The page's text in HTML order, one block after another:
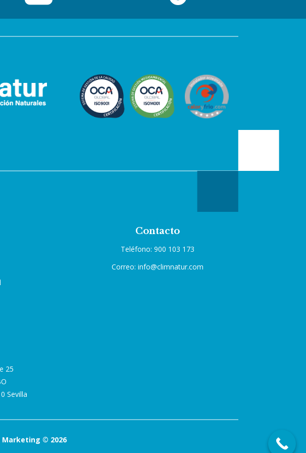
Contacto
Teléfono: 900 103 173
Correo: info@climnatur.com
25
Sevilla
Marketing © 2026